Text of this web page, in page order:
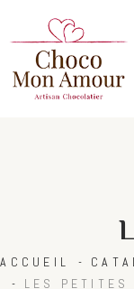
ACCUEIL
LES